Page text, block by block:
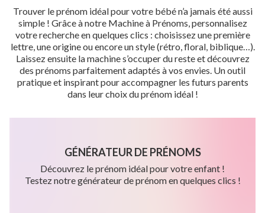
Trouver le prénom idéal pour votre bébé n’a jamais été aussi
simple ! Grâce à notre Machine à Prénoms, personnalisez
votre recherche en quelques clics : choisissez une première
lettre, une origine ou encore un style (rétro, floral, biblique…).
Laissez ensuite la machine s’occuper du reste et découvrez
des prénoms parfaitement adaptés à vos envies. Un outil
pratique et inspirant pour accompagner les futurs parents
dans leur choix du prénom idéal !
GÉNÉRATEUR DE PRÉNOMS
Découvrez le prénom idéal pour votre enfant !
Testez notre générateur de prénom en quelques clics !